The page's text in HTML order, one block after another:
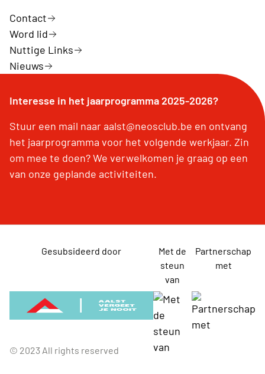
Contact
Word lid
Nuttige Links
Nieuws
Interesse in het jaarprogramma 2025-2026?
Stuur een mail naar aalst@neosclub.be en ontvang
het jaarprogramma voor het volgende werkjaar. Zin
om mee te doen? We verwelkomen je graag op een
van onze geplande activiteiten.
Gesubsideerd door
Met de
steun
van
Partnerschap
met
© 2023 All rights reserved